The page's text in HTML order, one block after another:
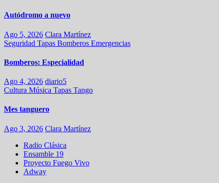
Autódromo a nuevo
Ago 5, 2026 Clara Martínez
Seguridad Tapas Bomberos Emergencias
Bomberos: Especialidad
Ago 4, 2026 diario5
Cultura Música Tapas Tango
Mes tanguero
Ago 3, 2026 Clara Martínez
Radio Clásica
Ensamble 19
Proyecto Fuego Vivo
Adway